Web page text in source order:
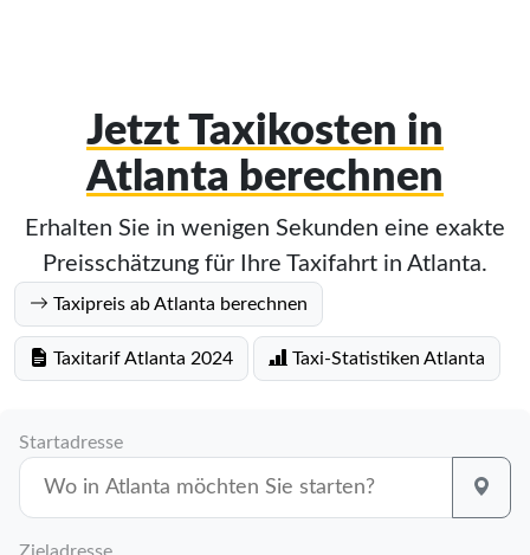
Jetzt Taxikosten in
Atlanta berechnen
Erhalten Sie in wenigen Sekunden eine exakte
Preisschätzung für Ihre Taxifahrt in Atlanta.
Taxipreis ab Atlanta berechnen
Taxitarif Atlanta 2024 Taxi-Statistiken Atlanta
Startadresse